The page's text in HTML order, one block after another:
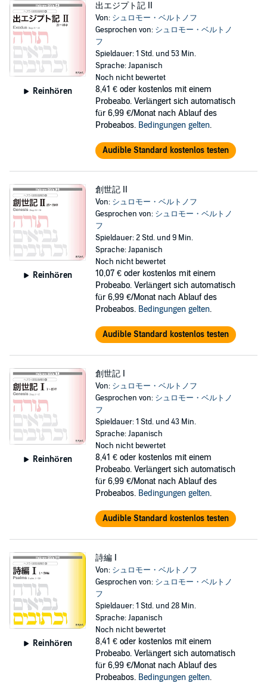
Reinhören
出エジプト記 II
Von: シュロモー・ベルトノフ
Gesprochen von: シュロモー・ベルトノ
フ
Spieldauer: 1 Std. und 53 Min.
Sprache: Japanisch
Noch nicht bewertet
8,41 € oder kostenlos mit einem
Probeabo. Verlängert sich automatisch
für 6,99 €/Monat nach Ablauf des
Probeabos. Bedingungen gelten.
Audible Standard kostenlos testen
Reinhören
創世記 II
Von: シュロモー・ベルトノフ
Gesprochen von: シュロモー・ベルトノ
フ
Spieldauer: 2 Std. und 9 Min.
Sprache: Japanisch
Noch nicht bewertet
10,07 € oder kostenlos mit einem
Probeabo. Verlängert sich automatisch
für 6,99 €/Monat nach Ablauf des
Probeabos. Bedingungen gelten.
Audible Standard kostenlos testen
Reinhören
創世記 I
Von: シュロモー・ベルトノフ
Gesprochen von: シュロモー・ベルトノ
フ
Spieldauer: 1 Std. und 43 Min.
Sprache: Japanisch
Noch nicht bewertet
8,41 € oder kostenlos mit einem
Probeabo. Verlängert sich automatisch
für 6,99 €/Monat nach Ablauf des
Probeabos. Bedingungen gelten.
Audible Standard kostenlos testen
Reinhören
詩編 I
Von: シュロモー・ベルトノフ
Gesprochen von: シュロモー・ベルトノ
フ
Spieldauer: 1 Std. und 28 Min.
Sprache: Japanisch
Noch nicht bewertet
8,41 € oder kostenlos mit einem
Probeabo. Verlängert sich automatisch
für 6,99 €/Monat nach Ablauf des
Probeabos. Bedingungen gelten.